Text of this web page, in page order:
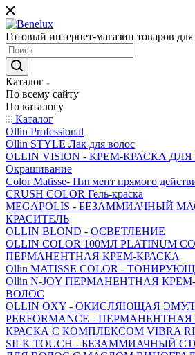
Готовый интернет-магазин товаров
Каталог
По всему сайту
По каталогу
Каталог
Ollin Professional
Ollin STYLE Лак для волос
OLLIN VISION - КРЕМ-КРАСКА
Окрашивание
Color Matisse- Пигмент прямого
CRUSH COLOR Гель-краска
MEGAPOLIS - БЕЗАММИАЧНЫЙ
КРАСИТЕЛЬ
OLLIN BLOND - ОСВЕТЛЕНИЕ
OLLIN COLOR 100МЛ PLATINUM
ПЕРМАНЕНТНАЯ КРЕМ-КРАСКА
Ollin MATISSE COLOR -
Ollin N-JOY ПЕРМАНЕНТНАЯ
ВОЛОС
OLLIN OXY - ОКИСЛЯЮЩАЯ
PERFORMANCE -
КРАСКА С КОМПЛЕКСОМ VIBRA
SILK TOUCH - БЕЗАММИАЧНЫЙ